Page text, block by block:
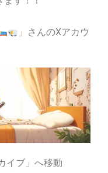
」さんのXアカウ
イブ」 へ移動